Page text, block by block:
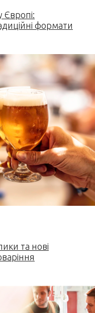
Європі:
формати
та нові